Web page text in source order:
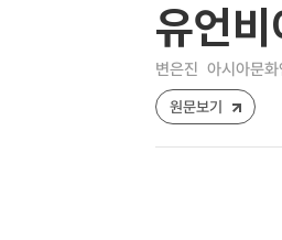
유언
변은진 아시아문
원문보기